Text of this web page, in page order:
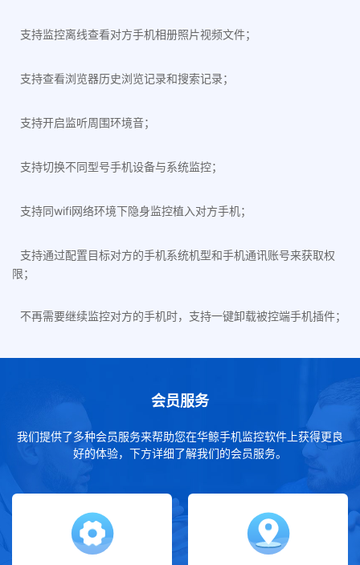
支持监控离线查看对方手机相册照片视频文件；
支持查看浏览器历史浏览记录和搜索记录；
支持开启监听周围环境音；
支持切换不同型号手机设备与系统监控；
支持同wifi网络环境下隐身监控植入对方手机；
支持通过配置目标对方的手机系统机型和手机通讯账号来获取权
限；
不再需要继续监控对方的手机时，支持一键卸载被控端手机插件；
会员服务
我们提供了多种会员服务来帮助您在华鲸手机监控软件上获得更良
好的体验，下方详细了解我们的会员服务。